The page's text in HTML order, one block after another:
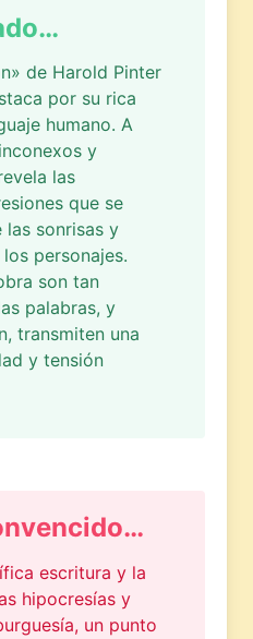
de Harold Pinter
por su rica
humano. A
y
las
que se
las sonrisas y
personajes.
son tan
palabras, y
transmiten una
y tensión
escritura y la
hipocresías y
un punto